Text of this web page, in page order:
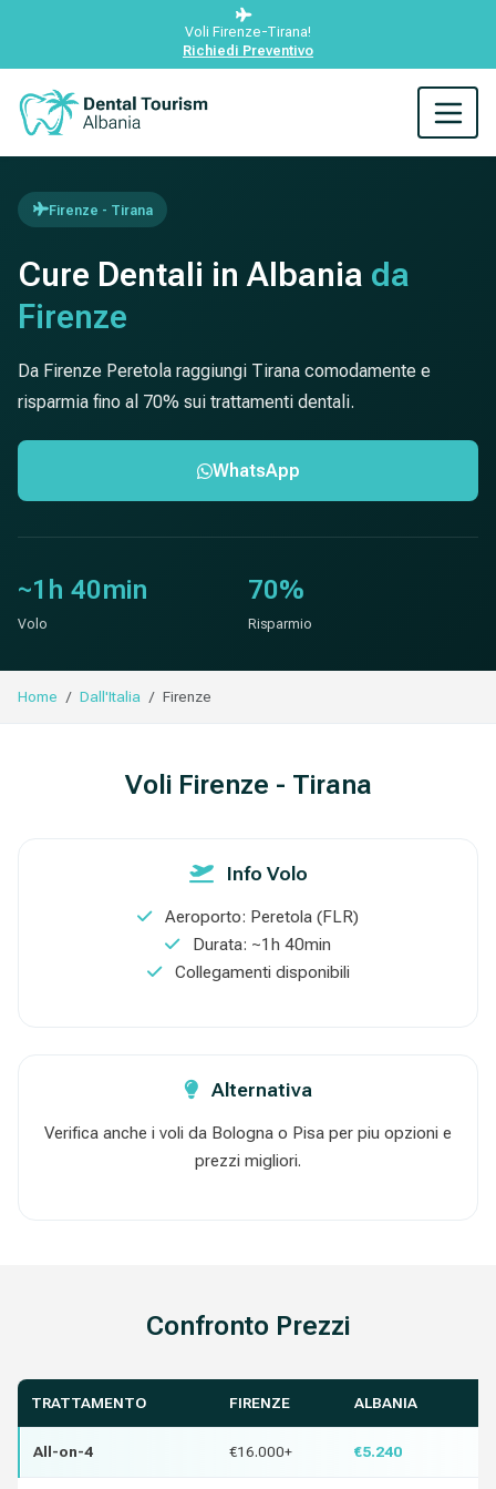
Voli Firenze-Tirana!
Richiedi Preventivo
Firenze - Tirana
Cure Dentali in Albania da
Firenze
Da Firenze Peretola raggiungi Tirana comodamente e
risparmia fino al 70% sui trattamenti dentali.
WhatsApp
~1h 40min
Volo
70%
Risparmio
Home Dall'Italia Firenze
Voli Firenze - Tirana
Info Volo
Aeroporto: Peretola (FLR)
Durata: ~1h 40min
Collegamenti disponibili
Alternativa
Verifica anche i voli da Bologna o Pisa per piu opzioni e
prezzi migliori.
Confronto Prezzi
TRATTAMENTO FIRENZE ALBANIA
All-on-4 €16.000+ €5.240